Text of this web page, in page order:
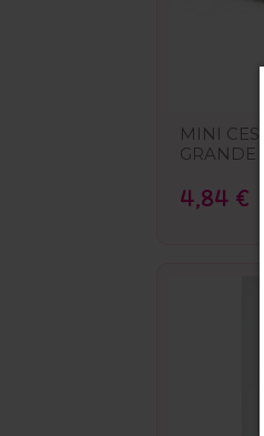
MINI
GRANDE
4,84 €